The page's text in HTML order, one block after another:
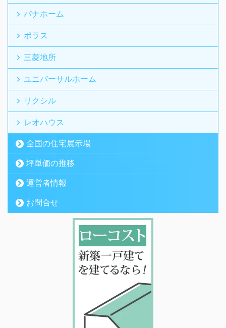
パナホーム
ポラス
三菱地所
ユニバーサルホーム
リクシル
レオハウス
全国の住宅展示場
坪単価の推移
運営者情報
お問合せ